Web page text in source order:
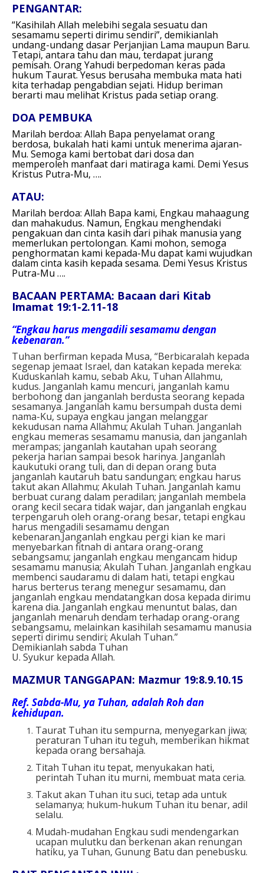
u
d
i
o
PENGANTAR:
“Kasihilah Allah melebihi segala sesuatu dan
sesamamu seperti dirimu sendiri”, demikianlah
undang-undang dasar Perjanjian Lama maupun Baru.
Tetapi, antara tahu dan mau, terdapat jurang
pemisah. Orang Yahudi berpedoman keras pada
hukum Taurat. Yesus berusaha membuka mata hati
kita terhadap pengabdian sejati. Hidup beriman
berarti mau melihat Kristus pada setiap orang.
DOA PEMBUKA
Marilah berdoa: Allah Bapa penyelamat orang
berdosa, bukalah hati kami untuk menerima ajaran-
Mu. Semoga kami bertobat dari dosa dan
memperoleh manfaat dari matiraga kami. Demi Yesus
Kristus Putra-Mu, ….
ATAU:
Marilah berdoa: Allah Bapa kami, Engkau mahaagung
dan mahakudus. Namun, Engkau menghendaki
pengakuan dan cinta kasih dari pihak manusia yang
memerlukan pertolongan. Kami mohon, semoga
penghormatan kami kepada-Mu dapat kami wujudkan
dalam cinta kasih kepada sesama. Demi Yesus Kristus
Putra-Mu ….
BACAAN PERTAMA: Bacaan dari Kitab
Imamat 19:1-2.11-18
“Engkau harus mengadili sesamamu dengan
kebenaran.”
Tuhan berfirman kepada Musa, “Berbicaralah kepada
segenap jemaat Israel, dan katakan kepada mereka:
Kuduskanlah kamu, sebab Aku, Tuhan Allahmu,
kudus. Janganlah kamu mencuri, janganlah kamu
berbohong dan janganlah berdusta seorang kepada
sesamanya. Janganlah kamu bersumpah dusta demi
nama-Ku, supaya engkau jangan melanggar
kekudusan nama Allahmu; Akulah Tuhan. Janganlah
engkau memeras sesamamu manusia, dan janganlah
merampas; janganlah kautahan upah seorang
pekerja harian sampai besok harinya. Janganlah
kaukutuki orang tuli, dan di depan orang buta
janganlah kautaruh batu sandungan; engkau harus
takut akan Allahmu; Akulah Tuhan. Janganlah kamu
berbuat curang dalam peradilan; janganlah membela
orang kecil secara tidak wajar, dan janganlah engkau
terpengaruh oleh orang-orang besar, tetapi engkau
harus mengadili sesamamu dengan
kebenaran.Janganlah engkau pergi kian ke mari
menyebarkan fitnah di antara orang-orang
sebangsamu; janganlah engkau mengancam hidup
sesamamu manusia; Akulah Tuhan. Janganlah engkau
membenci saudaramu di dalam hati, tetapi engkau
harus berterus terang menegur sesamamu, dan
janganlah engkau mendatangkan dosa kepada dirimu
karena dia. Janganlah engkau menuntut balas, dan
janganlah menaruh dendam terhadap orang-orang
sebangsamu, melainkan kasihilah sesamamu manusia
seperti dirimu sendiri; Akulah Tuhan.”
Demikianlah sabda Tuhan
U. Syukur kepada Allah.
MAZMUR TANGGAPAN: Mazmur 19:8.9.10.15
Ref. Sabda-Mu, ya Tuhan, adalah Roh dan
kehidupan.
Taurat Tuhan itu sempurna, menyegarkan jiwa;
peraturan Tuhan itu teguh, memberikan hikmat
kepada orang bersahaja.
Titah Tuhan itu tepat, menyukakan hati,
perintah Tuhan itu murni, membuat mata ceria.
Takut akan Tuhan itu suci, tetap ada untuk
selamanya; hukum-hukum Tuhan itu benar, adil
selalu.
Mudah-mudahan Engkau sudi mendengarkan
ucapan mulutku dan berkenan akan renungan
hatiku, ya Tuhan, Gunung Batu dan penebusku.